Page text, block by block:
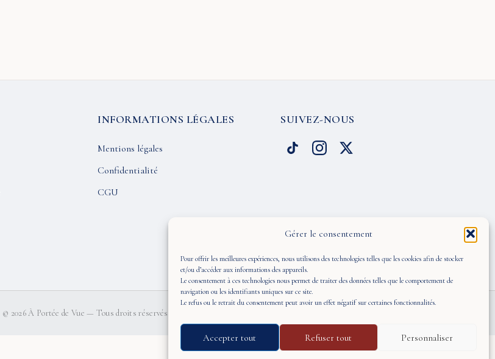
Gérer le consentement
Pour offrir les meilleures expériences, nous utilisons des technologies telles que les cookies afin de stocker
et/ou d’accéder aux informations des appareils.
Le consentement à ces technologies nous permet de traiter des données telles que le comportement de
navigation ou les identifiants uniques sur ce site.
Le refus ou le retrait du consentement peut avoir un effet négatif sur certaines fonctionnalités.
Accepter tout Refuser tout Personnaliser
INFORMATIONS LÉGALES
Mentions légales
Confidentialité
CGU
SUIVEZ-NOUS
© 2026 À Portée de Vue — Tous droits réservés